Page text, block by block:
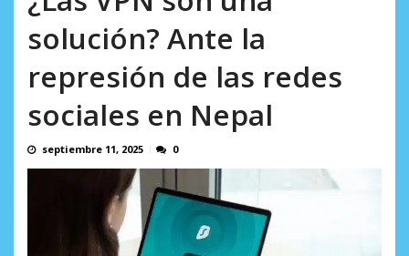
solución? Ante la
represión de las redes
sociales en Nepal
septiembre 11, 2025 0